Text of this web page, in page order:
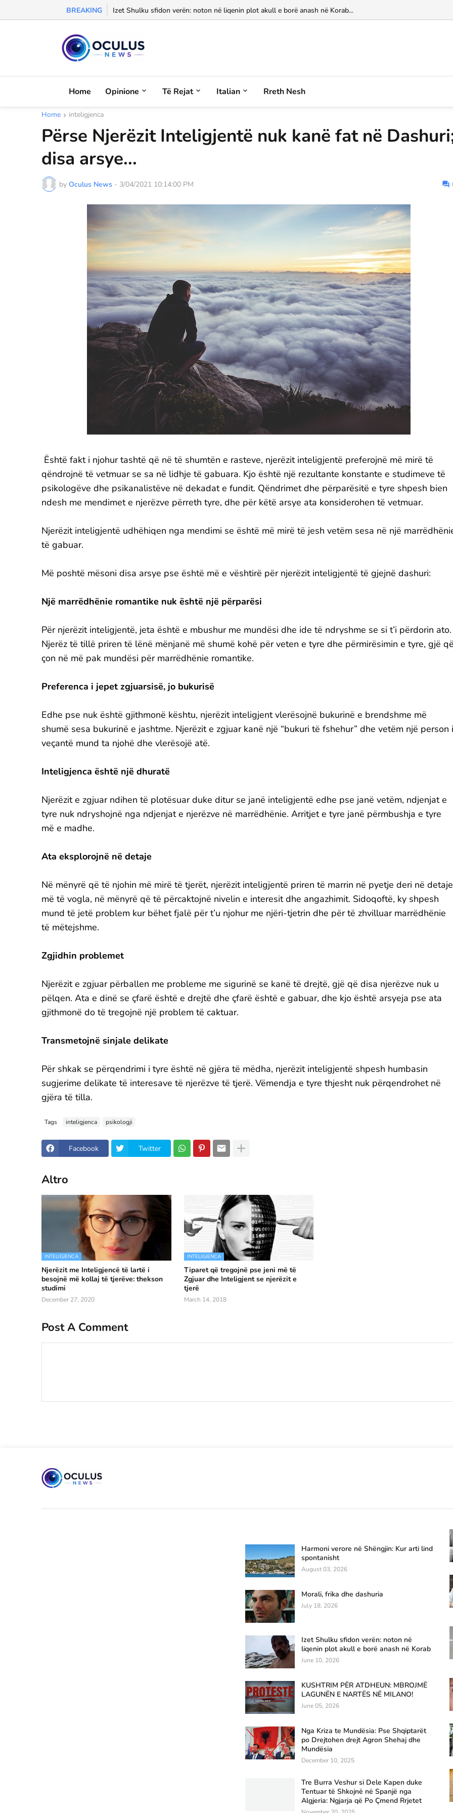
BREAKING Izet Shulku sfidon verën: noton në liqenin plot akull e borë anash në Korab...
Home Opinione Të Rejat Italian Rreth Nesh
Home inteligjenca
Përse Njerëzit Inteligjentë nuk kanë fat në
disa arsye...
by Oculus News - 3/04/2021 10:14:00 PM
Është fakt i njohur tashtë që në të shumtën e rasteve, njerëzit inteligjentë preferojnë më mirë të
qëndrojnë të vetmuar se sa në lidhje të gabuara. Kjo është një rezultante konstante e studimeve të
psikologëve dhe psikanalistëve në dekadat e fundit. Qëndrimet dhe përparësitë e tyre shpesh bien
ndesh me mendimet e njerëzve përreth tyre, dhe për këtë arsye ata konsiderohen të vetmuar.
Njerëzit inteligjentë udhëhiqen nga mendimi se është më mirë të jesh vetëm sesa në një
të gabuar.
Më poshtë mësoni disa arsye pse është më e vështirë për njerëzit inteligjentë të gjejnë dashuri:
Një marrëdhënie romantike nuk është një përparësi
Për njerëzit inteligjentë, jeta është e mbushur me mundësi dhe ide të ndryshme se si t’i përdorin ato.
Njerëz të tillë priren të lënë mënjanë më shumë kohë për veten e tyre dhe përmirësimin e tyre, gjë
çon në më pak mundësi për marrëdhënie romantike.
Preferenca i jepet zgjuarsisë, jo bukurisë
Edhe pse nuk është gjithmonë kështu, njerëzit inteligjent vlerësojnë bukurinë e brendshme më
shumë sesa bukurinë e jashtme. Njerëzit e zgjuar kanë një “bukuri të fshehur” dhe vetëm një person i
veçantë mund ta njohë dhe vlerësojë atë.
Inteligjenca është një dhuratë
Njerëzit e zgjuar ndihen të plotësuar duke ditur se janë inteligjentë edhe pse janë vetëm, ndjenjat e
tyre nuk ndryshojnë nga ndjenjat e njerëzve në marrëdhënie. Arritjet e tyre janë përmbushja e tyre
më e madhe.
Ata eksplorojnë në detaje
Në mënyrë që të njohin më mirë të tjerët, njerëzit inteligjentë priren të marrin në pyetje deri në
më të vogla, në mënyrë që të përcaktojnë nivelin e interesit dhe angazhimit. Sidoqoftë, ky shpesh
mund të jetë problem kur bëhet fjalë për t’u njohur me njëri-tjetrin dhe për të zhvilluar marrëdhënie
të mëtejshme.
Zgjidhin problemet
Njerëzit e zgjuar përballen me probleme me sigurinë se kanë të drejtë, gjë që disa njerëzve nuk u
pëlqen. Ata e dinë se çfarë është e drejtë dhe çfarë është e gabuar, dhe kjo është arsyeja pse ata
gjithmonë do të tregojnë një problem të caktuar.
Transmetojnë sinjale delikate
Për shkak se përqendrimi i tyre është në gjëra të mëdha, njerëzit inteligjentë shpesh humbasin
sugjerime delikate të interesave të njerëzve të tjerë. Vëmendja e tyre thjesht nuk përqendrohet në
gjëra të tilla.
Tags inteligjenca psikologji
Facebook Twitter
Altro
INTELIGJENCA
Njerëzit me Inteligjencë të lartë i
besojnë më kollaj të tjerëve: thekson
studimi
December 27, 2020
INTELIGJENCA
Tiparet që tregojnë pse jeni më të
Zgjuar dhe Inteligjent se njerëzit e
tjerë
March 14, 2018
Post A Comment
Harmoni verore në Shëngjin: Kur arti lind
spontanisht
August 03, 2026
Morali, frika dhe dashuria
July 18, 2026
Izet Shulku sfidon verën: noton në
liqenin plot akull e borë anash në Korab
June 10, 2026
KUSHTRIM PËR ATDHEUN: MBROJMË
LAGUNËN E NARTËS NË MILANO!
June 05, 2026
Nga Kriza te Mundësia: Pse Shqiptarët
po Drejtohen drejt Agron Shehaj dhe
Mundësia
December 10, 2025
Tre Burra Veshur si Dele Kapen duke
Tentuar të Shkojnë në Spanjë nga
Algjeria: Ngjarja që Po Çmend Rrjetet